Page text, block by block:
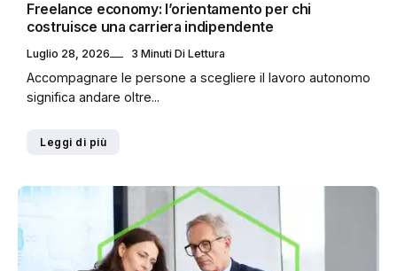
Freelance economy: l’orientamento per chi
costruisce una carriera indipendente
Luglio 28, 2026 3 Minuti Di Lettura
Accompagnare le persone a scegliere il lavoro autonomo
significa andare oltre...
Leggi di più